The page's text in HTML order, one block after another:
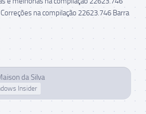
na compilação 22623.746 Barra
da Silva
Insider